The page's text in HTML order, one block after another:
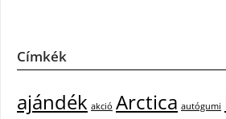
Címkék
ajándék akció Arctica autógumi